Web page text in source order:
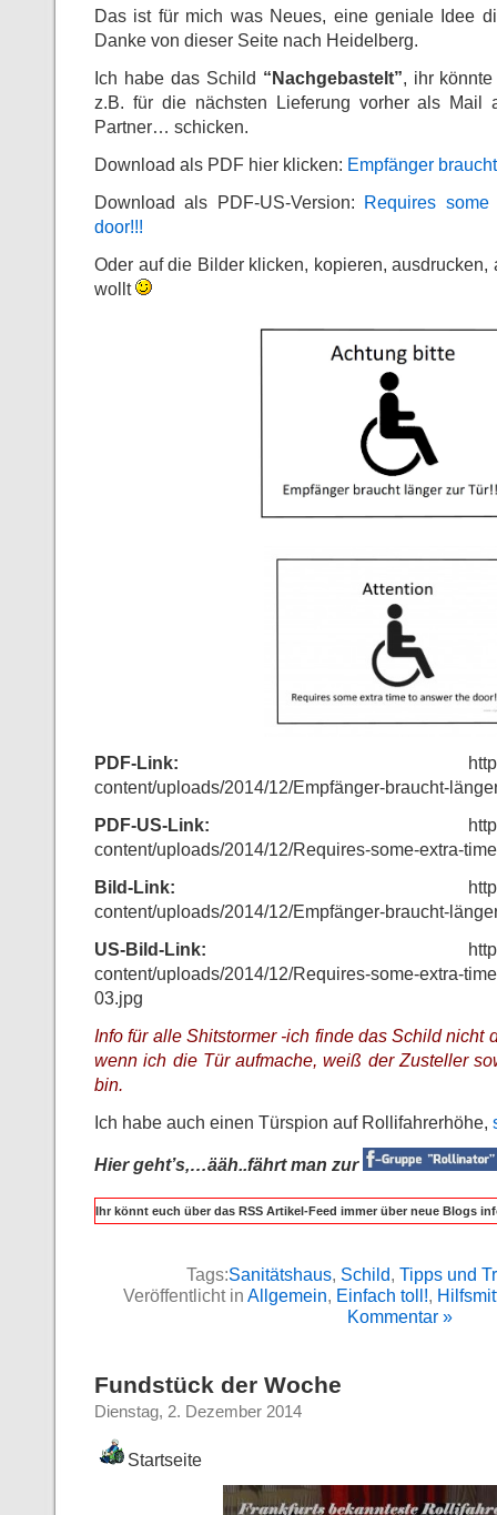
Das ist für mich was Neues, eine geniale Idee
Danke von dieser Seite nach Heidelberg.
Ich habe das Schild “Nachgebastelt”, ihr
z.B. für die nächsten Lieferung vorher als Mail
Partner… schicken.
Download als PDF hier klicken: Empfänger
Download als PDF-US-Version: Requires
door!!!
Oder auf die Bilder klicken, kopieren,
wollt
PDF-Link: http://
content/uploads/2014/12/Empfänger-braucht-
PDF-US-Link: http://
content/uploads/2014/12/Requires-some-extra-
Bild-Link: http://
content/uploads/2014/12/Empfänger-braucht-
US-Bild-Link: http://
content/uploads/2014/12/Requires-some-extra-
03.jpg
Info für alle Shitstormer -ich finde das Schild nicht
wenn ich die Tür aufmache, weiß der Zusteller
bin.
Ich habe auch einen Türspion auf Rollifahrerhöhe,
Hier geht’s,…ääh..fährt man zur
Ihr könnt euch über das RSS Artikel-Feed immer über neue Blogs
Tags:Sanitätshaus, Schild, Tipps und
Veröffentlicht in Allgemein, Einfach toll!,
Kommentar »
Fundstück der Woche
Dienstag, 2. Dezember 2014
Startseite